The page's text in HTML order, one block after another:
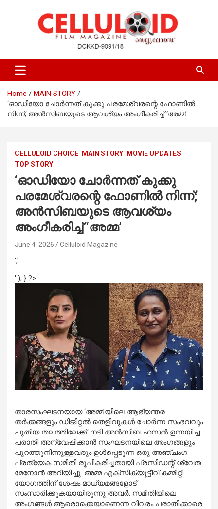
celluloid
Home
MAIN STORY
‘ഓഡിയോ ചോർന്നത് കുക്കു പരമേശ്വരന്റെ ഫോണിൽ
നിന്ന്; അൻസിബയുടെ ആവശ്യം അംഗീകരിച്ച് ‘അമ്മ’
CELLULOID CHOICE MAIN STORY
MOVIE UPDATES
TOP STORY
‘ഓഡിയോ ചോർന്നത് കുക്കു
പരമേശ്വരന്റെ ഫോണിൽ നിന്ന്;
അൻസിബയുടെ ആവശ്യം
അംഗീകരിച്ച് ‘അമ്മ’
June 4, 2026 Celluloid Magazine
','
' ); } ?>
താരസംഘടനയായ ‘അമ്മ’യിലെ ആഭ്യന്തര
തർക്കങ്ങളും ഡിജിറ്റൽ തെളിവുകൾ ചോർന്ന സംഭവവും
പുതിയ തലത്തിലേക്ക്. നടി അൻസിബ ഹസൻ ഉന്നയിച്ച
പരാതി അന്വേഷിക്കാൻ സംഘടനയിലെ അംഗങ്ങളും
പുറത്തുനിന്നുള്ളവരും ഉൾപ്പെടുന്ന ഒരു അഞ്ചംഗ
പ്രത്യേക സമിതി രൂപീകരിച്ചതായി പ്രസിഡന്റ് ശ്വേത
മേനോൻ അറിയിച്ചു. അമ്മ എക്സിക്യൂട്ടീവ് കമ്മിറ്റി
യോഗത്തിന് ശേഷം മാധ്യമങ്ങളോട്
സംസാരിക്കുകയായിരുന്നു അവർ. സമിതിയിലെ
അംഗങ്ങൾ ആരൊക്കെയാണെന്ന വിവരം പരാതിക്കാരെ